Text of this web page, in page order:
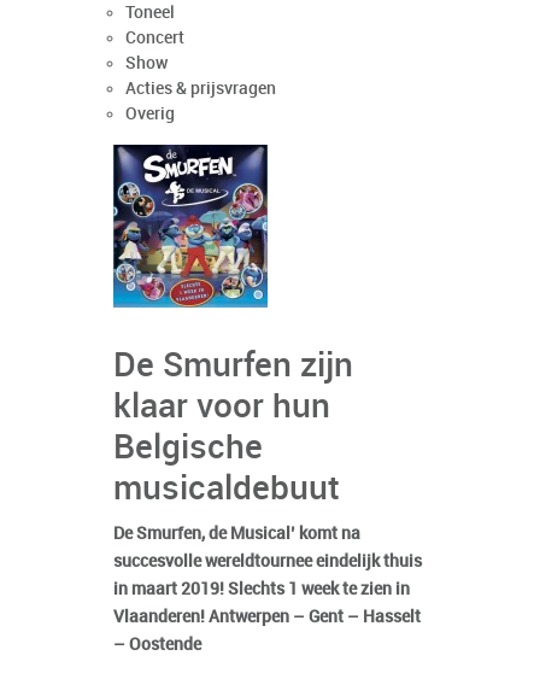
Toneel
Concert
Show
Acties & prijsvragen
Overig
De Smurfen zijn
klaar voor hun
Belgische
musicaldebuut
De Smurfen, de Musical’ komt na
succesvolle wereldtournee eindelijk thuis
in maart 2019! Slechts 1 week te zien in
Vlaanderen! Antwerpen – Gent – Hasselt
– Oostende